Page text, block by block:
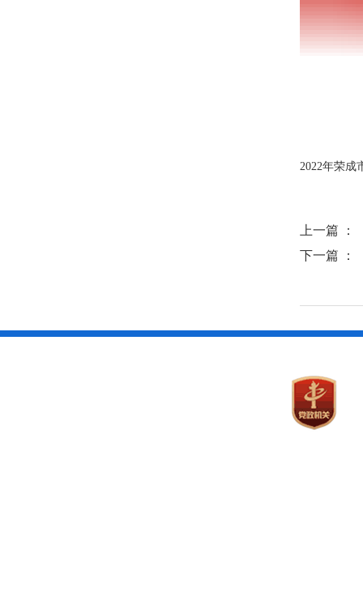
2022年荣成
上一篇 ：
下一篇 ：